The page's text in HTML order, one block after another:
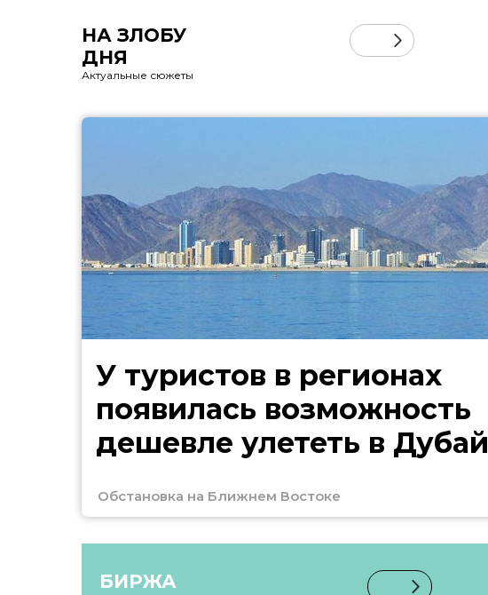
НА ЗЛОБУ
ДНЯ
Актуальные сюжеты
У туристов в регионах
появилась возможность
дешевле улететь в Дубай
Обстановка на Ближнем Востоке
БИРЖА